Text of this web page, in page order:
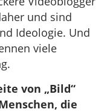
und sind
Ideologie. Und
viele
von „Bild“
die